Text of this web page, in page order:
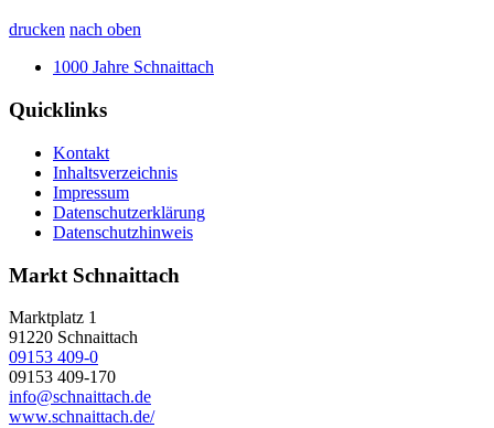
drucken nach oben
1000 Jahre Schnaittach
Quicklinks
Kontakt
Inhaltsverzeichnis
Impressum
Datenschutzerklärung
Datenschutzhinweis
Markt Schnaittach
Marktplatz 1
91220 Schnaittach
09153 409-0
09153 409-170
info@schnaittach.de
www.schnaittach.de/